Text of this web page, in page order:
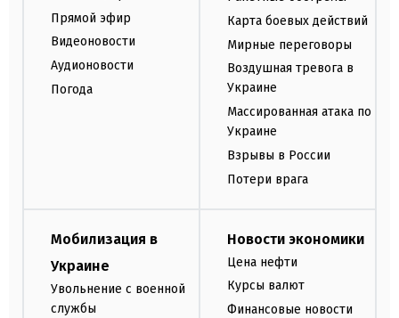
Прямой эфир
Видеоновости
Аудионовости
Погода
Карта боевых действий
Мирные переговоры
Воздушная тревога в
Украине
Массированная атака по
Украине
Взрывы в России
Потери врага
Мобилизация в
Украине
Увольнение с военной
службы
Новости экономики
Цена нефти
Курсы валют
Финансовые новости